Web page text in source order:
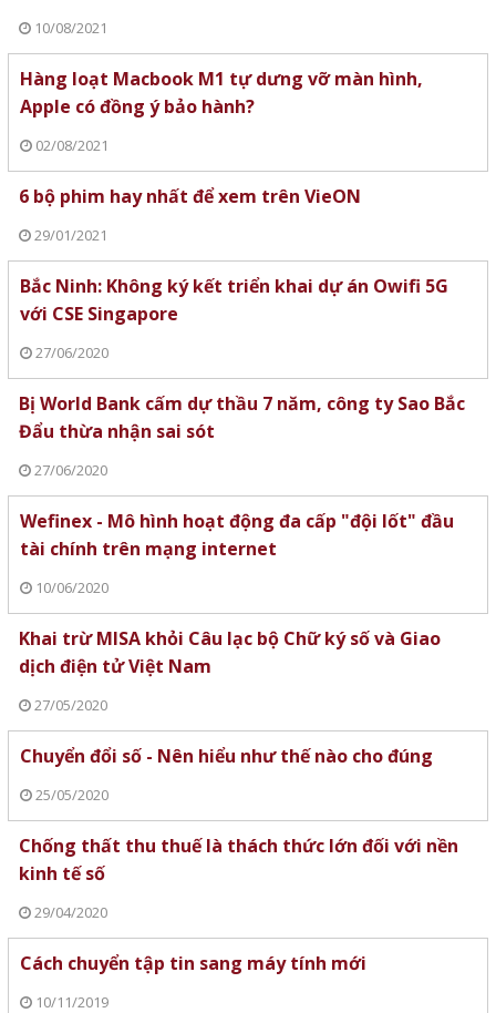
10/08/2021
Hàng loạt Macbook M1 tự dưng vỡ màn hình,
Apple có đồng ý bảo hành?
02/08/2021
6 bộ phim hay nhất để xem trên VieON
29/01/2021
Bắc Ninh: Không ký kết triển khai dự án Owifi 5G
với CSE Singapore
27/06/2020
Bị World Bank cấm dự thầu 7 năm, công ty Sao Bắc
Đẩu thừa nhận sai sót
27/06/2020
Wefinex - Mô hình hoạt động đa cấp "đội lốt" đầu
tài chính trên mạng internet
10/06/2020
Khai trừ MISA khỏi Câu lạc bộ Chữ ký số và Giao
dịch điện tử Việt Nam
27/05/2020
Chuyển đổi số - Nên hiểu như thế nào cho đúng
25/05/2020
Chống thất thu thuế là thách thức lớn đối với nền
kinh tế số
29/04/2020
Cách chuyển tập tin sang máy tính mới
10/11/2019